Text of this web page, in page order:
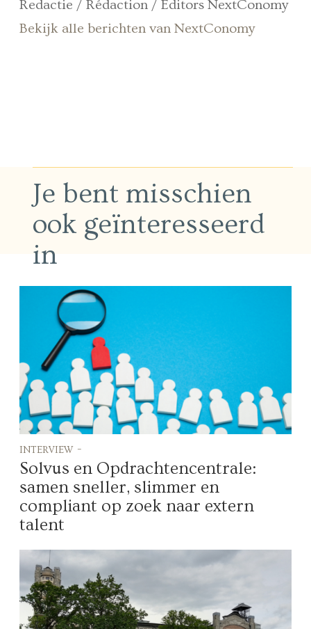
Redactie / Rédaction / Editors NextConomy
Bekijk alle berichten van NextConomy
Je bent misschien
ook geïnteresseerd
in
interview -
Solvus en Opdrachtencentrale:
samen sneller, slimmer en
compliant op zoek naar extern
talent